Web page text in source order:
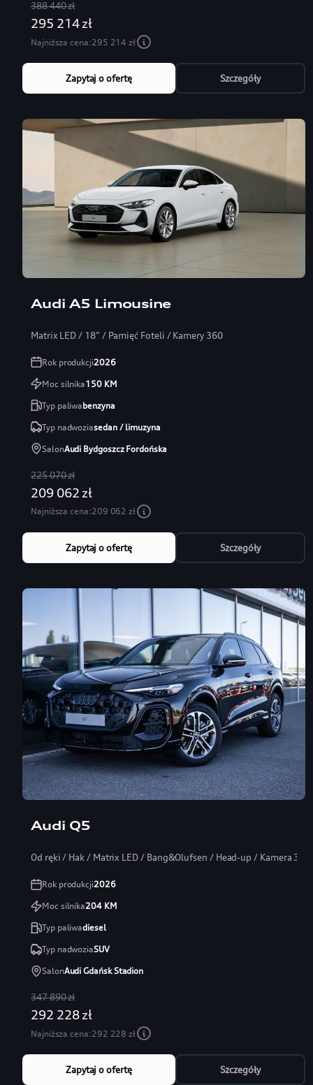
388 440 zł
295 214 zł
Najniższa cena:295 214 zł
Zapytaj o ofertę Szczegóły
Audi A5 Limousine
Matrix LED / 18” / Pamięć Foteli / Kamery 360
Rok produkcji2026
Moc silnika150KM
Typ paliwabenzyna
Typ nadwoziasedan / limuzyna
SalonAudi Bydgoszcz Fordońska
225 070 zł
209 062 zł
Najniższa cena:209 062 zł
Zapytaj o ofertę Szczegóły
Audi Q5
Od ręki / Hak / Matrix LED / Bang&Olufsen / Head-up / Kamera 360
Rok produkcji2026
Moc silnika204KM
Typ paliwadiesel
Typ nadwoziaSUV
SalonAudi Gdańsk Stadion
347 890 zł
292 228 zł
Najniższa cena:292 228 zł
Zapytaj o ofertę Szczegóły